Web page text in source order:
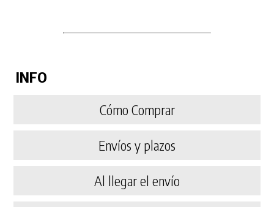
INFO
Cómo Comprar
Envíos y plazos
Al llegar el envío